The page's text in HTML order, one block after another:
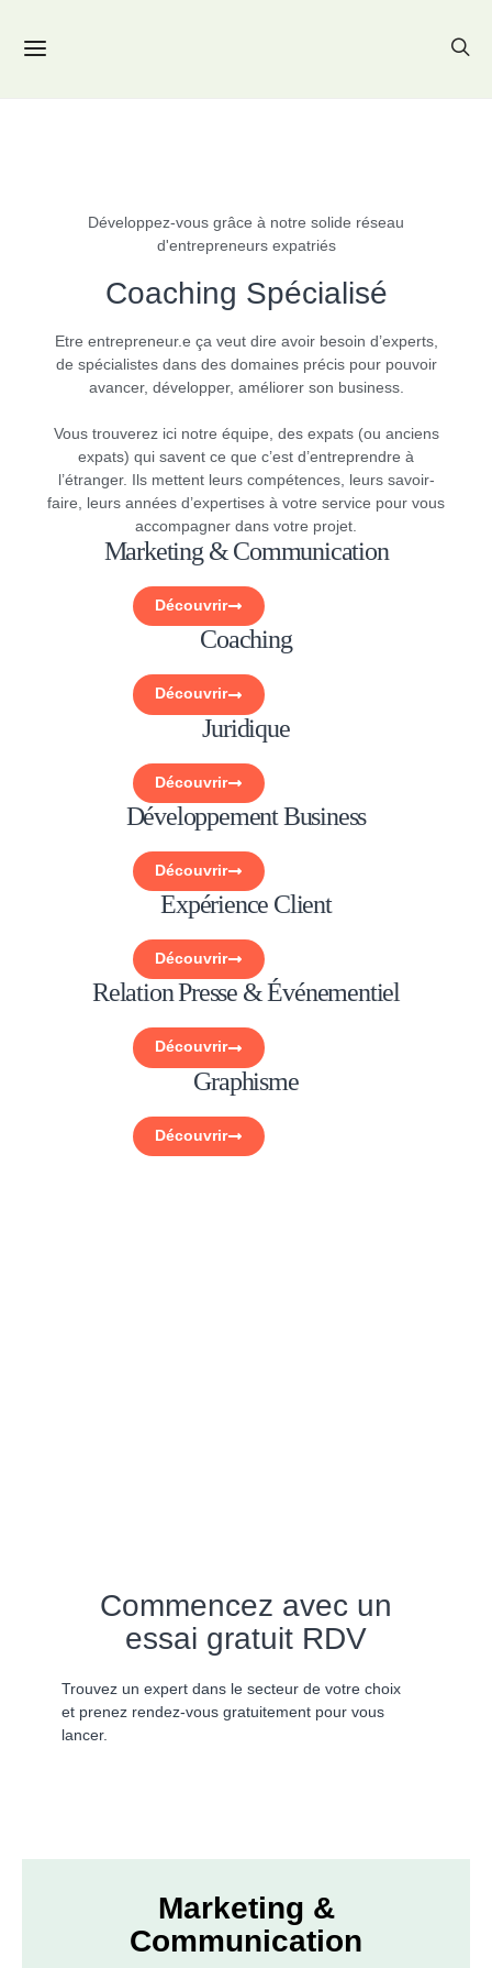
Développez-vous grâce à notre solide réseau
d'entrepreneurs expatriés
Coaching Spécialisé
Etre entrepreneur.e ça veut dire avoir besoin d’experts,
de spécialistes dans des domaines précis pour pouvoir
avancer, développer, améliorer son business.
Vous trouverez ici notre équipe, des expats (ou anciens
expats) qui savent ce que c’est d’entreprendre à
l’étranger. Ils mettent leurs compétences, leurs savoir-
faire, leurs années d’expertises à votre service pour vous
accompagner dans votre projet.
Marketing & Communication
Découvrir
Coaching
Découvrir
Juridique
Découvrir
Développement Business
Découvrir
Expérience Client
Découvrir
Relation Presse & Événementiel
Découvrir
Graphisme
Découvrir
Commencez avec un
essai gratuit RDV
Trouvez un expert dans le secteur de votre choix
et prenez rendez-vous gratuitement pour vous
lancer.
Marketing &
Communication